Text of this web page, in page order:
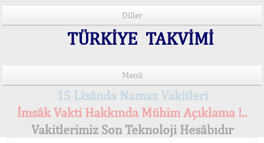
Diller
TÜRKİYE TAKVİMİ
Menü
15 Lisânda Namaz Vakitleri
İmsâk Vakti Hakkında Mühim Açıklama !..
Vakitlerimiz Son Teknoloji Hesâbıdır